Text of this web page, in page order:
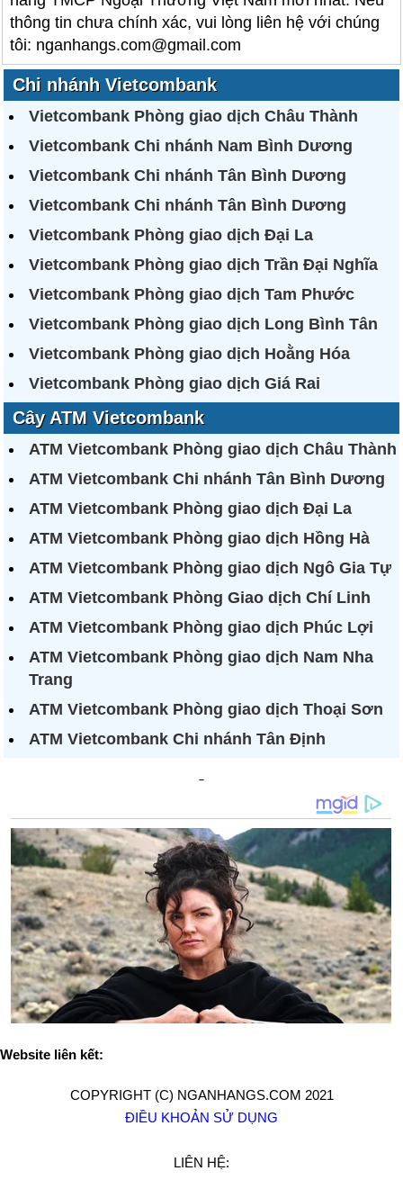
thông tin chưa chính xác, vui lòng liên hệ với chúng
tôi: nganhangs.com@gmail.com
Chi nhánh Vietcombank
Vietcombank Phòng giao dịch Châu Thành
Vietcombank Chi nhánh Nam Bình Dương
Vietcombank Chi nhánh Tân Bình Dương
Vietcombank Chi nhánh Tân Bình Dương
Vietcombank Phòng giao dịch Đại La
Vietcombank Phòng giao dịch Trần Đại Nghĩa
Vietcombank Phòng giao dịch Tam Phước
Vietcombank Phòng giao dịch Long Bình Tân
Vietcombank Phòng giao dịch Hoằng Hóa
Vietcombank Phòng giao dịch Giá Rai
Cây ATM Vietcombank
ATM Vietcombank Phòng giao dịch Châu Thành
ATM Vietcombank Chi nhánh Tân Bình Dương
ATM Vietcombank Phòng giao dịch Đại La
ATM Vietcombank Phòng giao dịch Hồng Hà
ATM Vietcombank Phòng giao dịch Ngô Gia Tự
ATM Vietcombank Phòng Giao dịch Chí Linh
ATM Vietcombank Phòng giao dịch Phúc Lợi
ATM Vietcombank Phòng giao dịch Nam Nha
Trang
ATM Vietcombank Phòng giao dịch Thoại Sơn
ATM Vietcombank Chi nhánh Tân Định
Website liên kết:
COPYRIGHT (C) NGANHANGS.COM 2021
ĐIỀU KHOẢN SỬ DỤNG
LIÊN HỆ: